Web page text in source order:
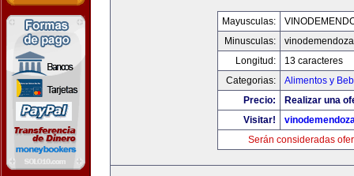
Mayusculas:
Minusculas:
Longitud:
13 caracteres
Categorias:
Alimentos y
Precio:
Realizar una
Visitar!
Serán consideradas